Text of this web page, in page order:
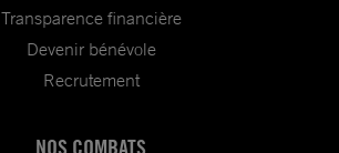
Transparence financière
Devenir bénévole
Recrutement
NOS COMBATS